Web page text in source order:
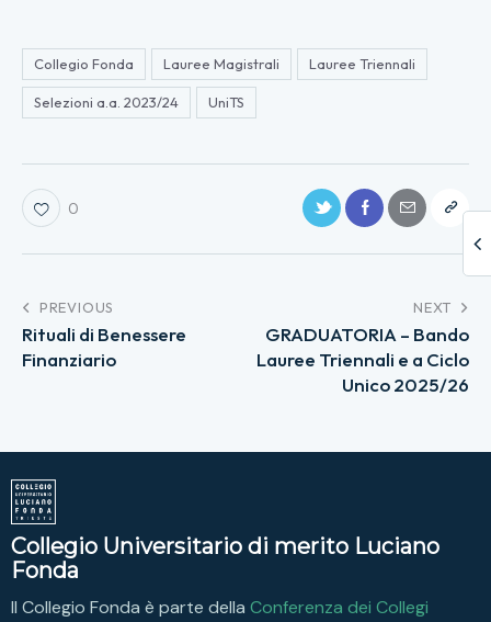
Collegio Fonda Lauree Magistrali Lauree Triennali
Selezioni a.a. 2023/24 UniTS
0
PREVIOUS
Rituali di Benessere
Finanziario
NEXT
GRADUATORIA – Bando
Lauree Triennali e a Ciclo
Unico 2025/26
Collegio Universitario di merito Luciano
Fonda
Il Collegio Fonda è parte della Conferenza dei Collegi